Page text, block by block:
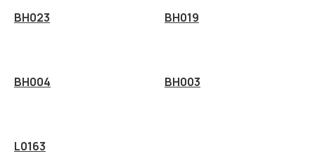
BH023 BH019
BH004 BH003
L0163